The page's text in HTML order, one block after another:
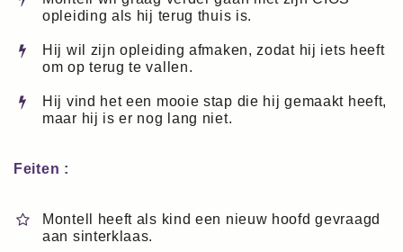
opleiding als hij terug thuis is.
Hij wil zijn opleiding afmaken, zodat hij iets heeft
om op terug te vallen.
Hij vind het een mooie stap die hij gemaakt heeft,
maar hij is er nog lang niet.
Feiten :
Montell heeft als kind een nieuw hoofd gevraagd
aan sinterklaas.